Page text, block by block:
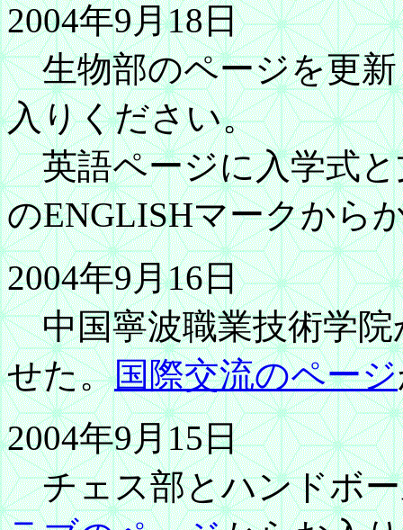
2004年9月18日
生物部のページを更新
入りください。
英語ページに入学式と
のENGLISHマークから
2004年9月16日
中国寧波職業技術学院
せた。国際交流のページ
2004年9月15日
チェス部とハンドボー